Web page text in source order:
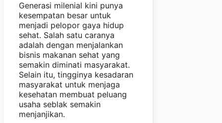
Generasi milenial kini punya
kesempatan besar untuk
menjadi pelopor gaya hidup
sehat. Salah satu caranya
adalah dengan menjalankan
bisnis makanan sehat yang
semakin diminati masyarakat.
Selain itu, tingginya kesadaran
masyarakat untuk menjaga
kesehatan membuat peluang
usaha seblak semakin
menjanjikan.